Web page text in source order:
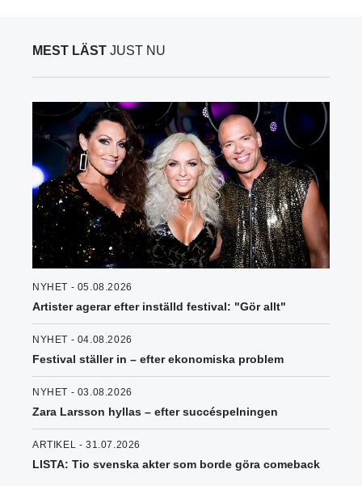
MEST LÄST JUST NU
NYHET - 05.08.2026
Artister agerar efter inställd festival: "Gör allt"
NYHET - 04.08.2026
Festival ställer in – efter ekonomiska problem
NYHET - 03.08.2026
Zara Larsson hyllas – efter succéspelningen
ARTIKEL - 31.07.2026
LISTA: Tio svenska akter som borde göra comeback